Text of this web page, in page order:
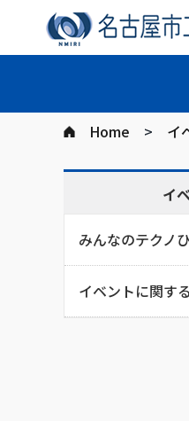
Home イ
イ
みんなのテクノ
イベントに関す